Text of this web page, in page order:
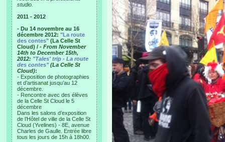
studio.
2011 - 2012
- Du 14 novembre au 16
décembre 2012: "La route
des contes" (La Celle St
Cloud) / - From November
14th to December 15th,
2012: "Tales' trip - La route
des contes"(La Celle St
Cloud):
- Exposition de photographies
et d’artisanat jusqu’au 12
décembre.
- Rencontre avec des élèves
de la Celle St Cloud le 5
décembre
Dans les salons d’exposition
de l’Hôtel de ville de la Celle St
Cloud (Yvelines) - 8E, avenue
Charles de Gaulle. Entrée libre
tous les jours de 15h à 18h00.